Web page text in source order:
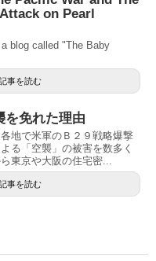
on Pearl
blog called "The Baby
事を読む
を免れた理由
地で米軍のＢ２９戦略爆撃
る「空襲」の被害を数多く
東京や大阪の住宅密...
事を読む